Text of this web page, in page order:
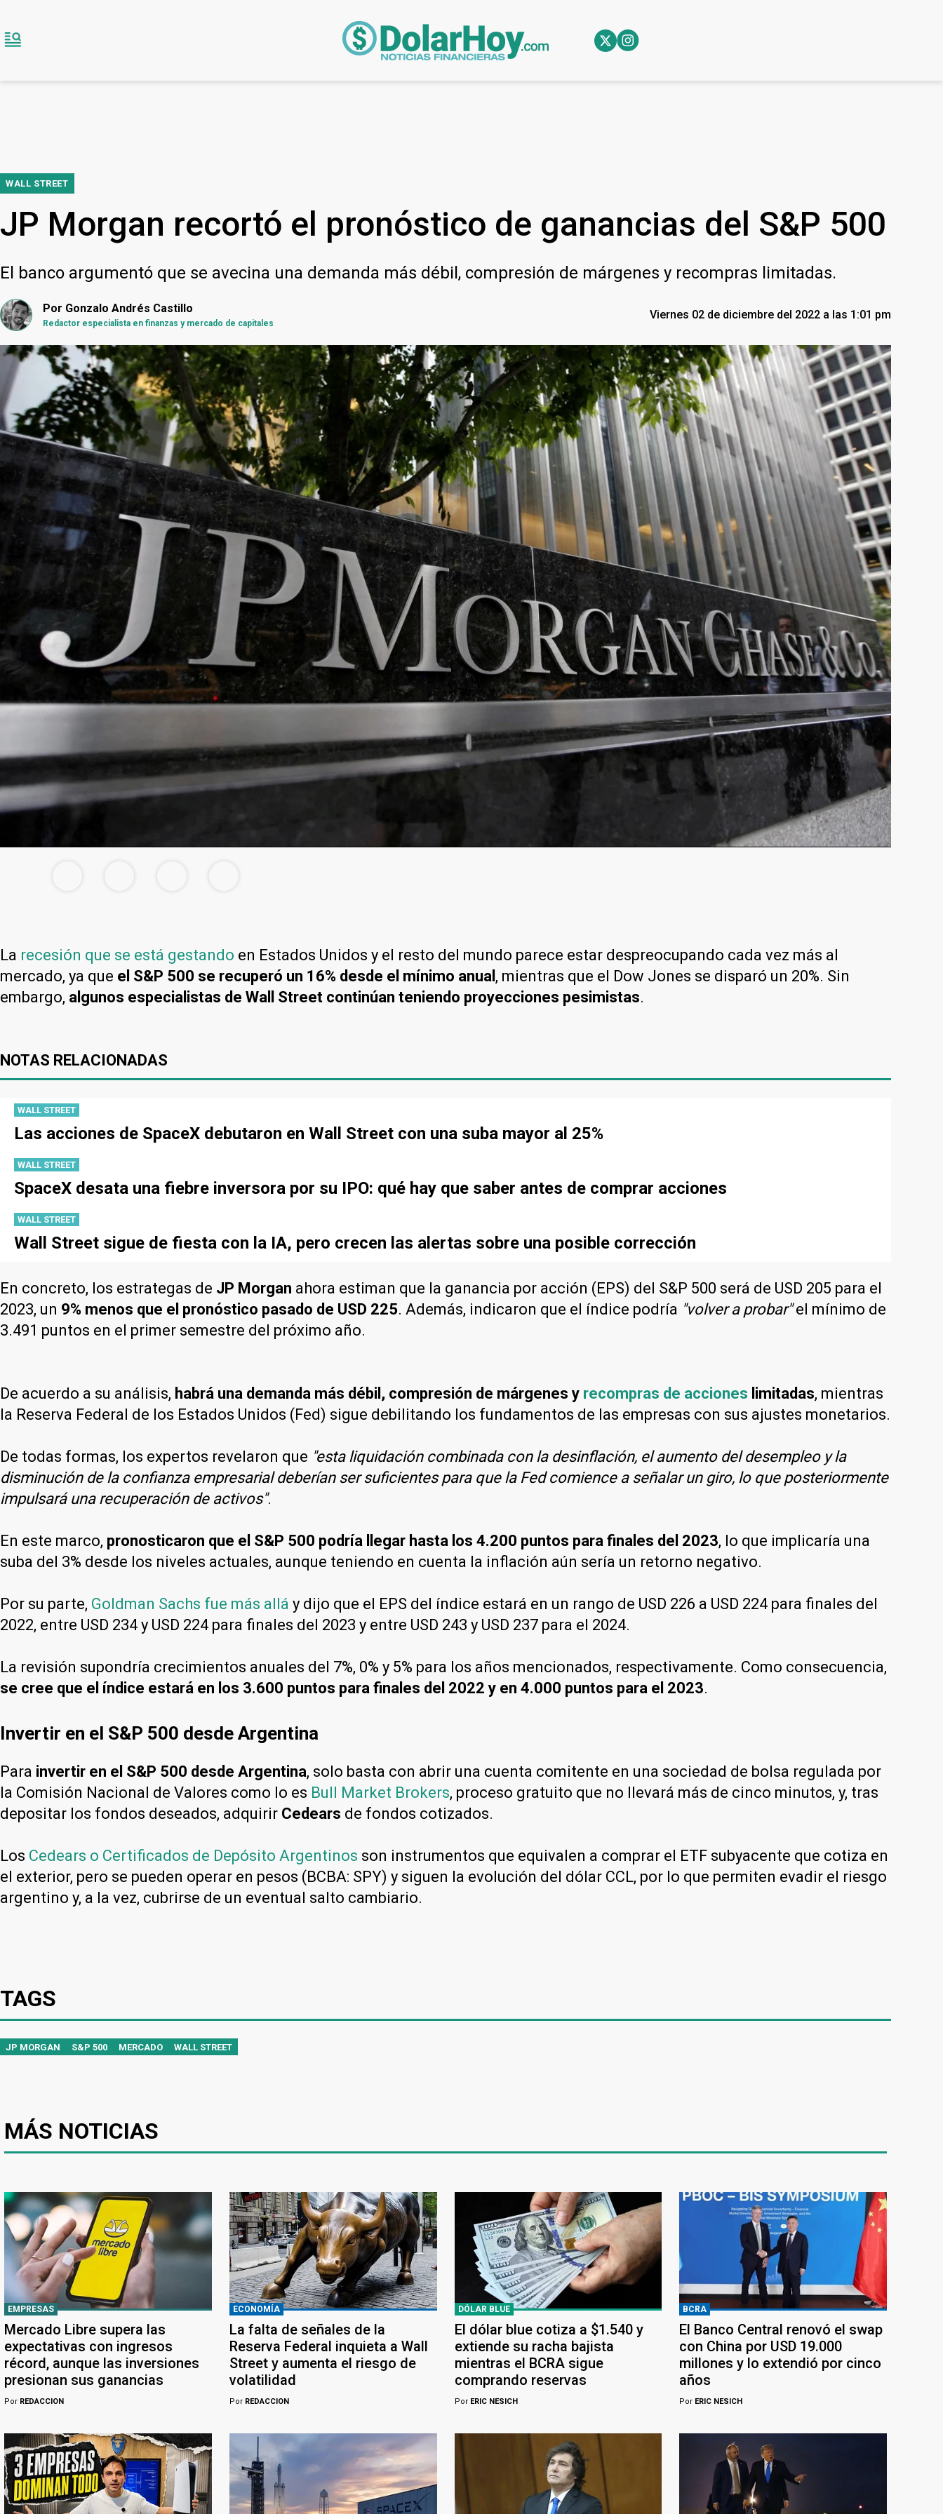
WALL STREET
JP Morgan recortó el pronóstico de ganancias del S&P 500
El banco argumentó que se avecina una demanda más débil, compresión de márgenes y recompras limitadas.
Por Gonzalo Andrés Castillo
Redactor especialista en finanzas y mercado de capitales
Viernes 02 de diciembre del 2022 a las 1:01 pm
La recesión que se está gestando en Estados Unidos y el resto del mundo parece estar despreocupando cada vez más al
mercado, ya que el S&P 500 se recuperó un 16% desde el mínimo anual , mientras que el Dow Jones se disparó un 20%. Sin
embargo, algunos especialistas de Wall Street continúan teniendo proyecciones pesimistas.
NOTAS RELACIONADAS
WALL STREET
Las acciones de SpaceX debutaron en Wall Street con una suba mayor al 25%
WALL STREET
SpaceX desata una fiebre inversora por su IPO: qué hay que saber antes de comprar acciones
WALL STREET
Wall Street sigue de fiesta con la IA, pero crecen las alertas sobre una posible corrección
En concreto, los estrategas de JP Morgan ahora estiman que la ganancia por acción (EPS) del S&P 500 será de USD 205 para el
2023, un 9% menos que el pronóstico pasado de USD 225. Además, indicaron que el índice podría "volver a probar"el mínimo de
3.491 puntos en el primer semestre del próximo año.
De acuerdo a su análisis, habrá una demanda más débil, compresión de márgenes y recompras de acciones limitadas, mientras
la Reserva Federal de los Estados Unidos (Fed) sigue debilitando los fundamentos de las empresas con sus ajustes monetarios.
De todas formas, los expertos revelaron que "esta liquidación combinada con la desinflación, el aumento del desempleo y la
disminución de la confianza empresarial deberían ser suficientes para que la Fed comience a señalar un giro, lo que posteriormente
impulsará una recuperación de activos".
En este marco, pronosticaron que el S&P 500 podría llegar hasta los 4.200 puntos para finales del 2023, lo que implicaría una
suba del 3% desde los niveles actuales, aunque teniendo en cuenta la inflación aún sería un retorno negativo.
Por su parte, Goldman Sachs fue más allá y dijo que el EPS del índice estará en un rango de USD 226 a USD 224 para finales del
2022, entre USD 234 y USD 224 para finales del 2023 y entre USD 243 y USD 237 para el 2024.
La revisión supondría crecimientos anuales del 7%, 0% y 5% para los años mencionados, respectivamente. Como consecuencia,
se cree que el índice estará en los 3.600 puntos para finales del 2022 y en 4.000 puntos para el 2023.
Invertir en el S&P 500 desde Argentina
Para invertir en el S&P 500 desde Argentina, solo basta con abrir una cuenta comitente en una sociedad de bolsa regulada por
la Comisión Nacional de Valores como lo es Bull Market Brokers, proceso gratuito que no llevará más de cinco minutos, y, tras
depositar los fondos deseados, adquirir Cedears de fondos cotizados.
Los Cedears o Certificados de Depósito Argentinos son instrumentos que equivalen a comprar el ETF subyacente que cotiza en
el exterior, pero se pueden operar en pesos (BCBA: SPY) y siguen la evolución del dólar CCL, por lo que permiten evadir el riesgo
argentino y, a la vez, cubrirse de un eventual salto cambiario.
TAGS
JP MORGAN S&P 500 MERCADO WALL STREET
MÁS NOTICIAS
EMPRESAS
Mercado Libre supera las
expectativas con ingresos
récord, aunque las inversiones
presionan sus ganancias
Por REDACCION
ECONOMÍA
La falta de señales de la
Reserva Federal inquieta a Wall
Street y aumenta el riesgo de
volatilidad
PorREDACCION
DÓLAR BLUE
El dólar blue cotiza a $1.540 y
extiende su racha bajista
mientras el BCRA sigue
comprando reservas
PorERIC NESICH
BCRA
El Banco Central renovó el swap
con China por USD 19.000
millones y lo extendió por cinco
años
Por ERIC NESICH